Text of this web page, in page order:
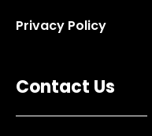
Privacy Policy
Contact Us